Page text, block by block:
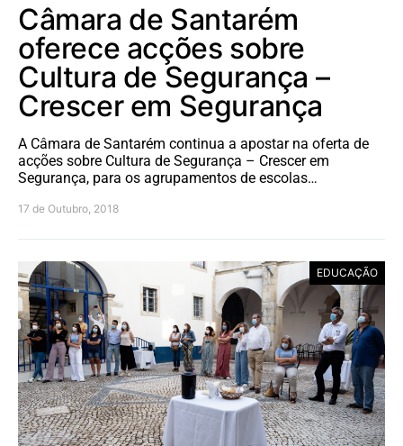
Câmara de Santarém
oferece acções sobre
Cultura de Segurança –
Crescer em Segurança
A Câmara de Santarém continua a apostar na oferta de
acções sobre Cultura de Segurança – Crescer em
Segurança, para os agrupamentos de escolas…
17 de Outubro, 2018
EDUCAÇÃO